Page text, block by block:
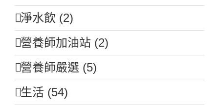
淨水飲 (2)
營養師加油站 (2)
營養師嚴選 (5)
生活 (54)